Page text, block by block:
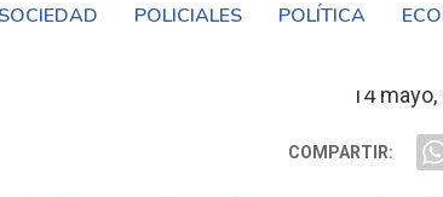
SOCIEDAD POLICIALES POLÍTICA
14 mayo,
COMPARTIR: